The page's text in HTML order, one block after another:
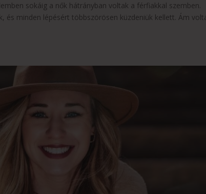
sokáig a nők hátrányban voltak a férfiakkal szemben.
és minden lépésért többszörösen küzdeniük kellett. Ám